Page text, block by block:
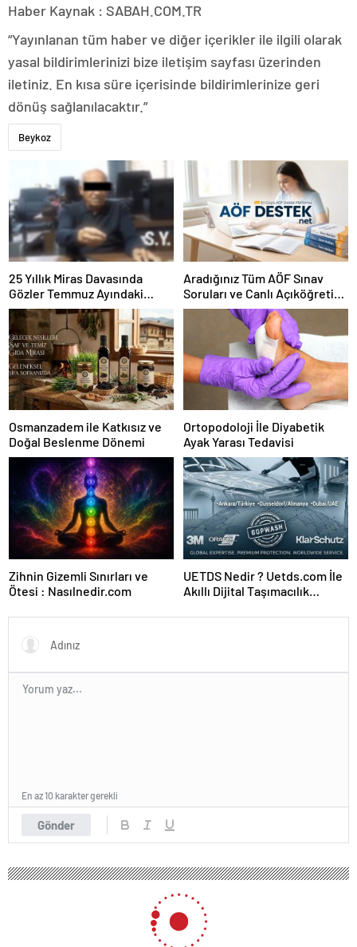
Haber Kaynak : SABAH.COM.TR
“Yayınlanan tüm haber ve diğer içerikler ile ilgili olarak
yasal bildirimlerinizi bize iletişim sayfası üzerinden
iletiniz. En kısa süre içerisinde bildirimlerinize geri
dönüş sağlanılacaktır.”
Beykoz
25 Yıllık Miras Davasında
Gözler Temmuz Ayındaki
Karar Duruşmasına Çevrildi
Aradığınız Tüm AÖF Sınav
Soruları ve Canlı Açıköğretim
Forumu Burada
Osmanzadem ile Katkısız ve
Doğal Beslenme Dönemi
Ortopodoloji İle Diyabetik
Ayak Yarası Tedavisi
Zihnin Gizemli Sınırları ve
Ötesi : Nasılnedir.com
UETDS Nedir ? Uetds.com İle
Akıllı Dijital Taşımacılık
Gönder
En az 10 karakter gerekli